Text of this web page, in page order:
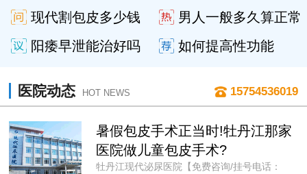
现代割包皮多少钱
男人一般多久算正常
阳痿早泄能治好吗
如何提高性功能
医院动态 HOT NEWS 15754536019
暑假包皮手术正当时!牡丹江那家
医院做儿童包皮手术?
牡丹江现代泌尿医院【免费咨询/挂号电话：